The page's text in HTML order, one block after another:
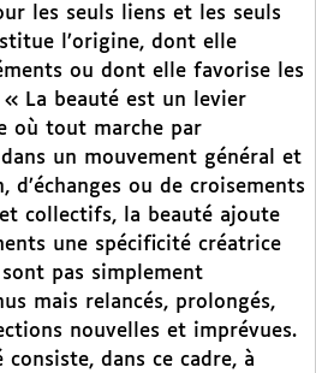
les seuls liens et les seuls
l’origine, dont elle
ou dont elle favorise les
La beauté est un levier
où tout marche par
un mouvement général et
d’échanges ou de croisements
collectifs, la beauté ajoute
une spécificité créatrice
pas simplement
mais relancés, prolongés,
nouvelles et imprévues.
dans ce cadre, à